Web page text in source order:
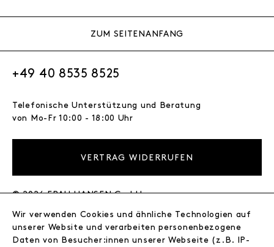
ZUM SEITENANFANG
+49 40 8535 8525
Telefonische Unterstützung und Beratung
von Mo-Fr 10:00 - 18:00 Uhr
VERTRAG WIDERRUFEN
© 2026 FRAU HANSEN GmbH
Store
Wir verwenden Cookies und ähnliche Technologien auf
unserer Website und verarbeiten personenbezogene
Daten von Besucher:innen unserer Webseite (z.B. IP-